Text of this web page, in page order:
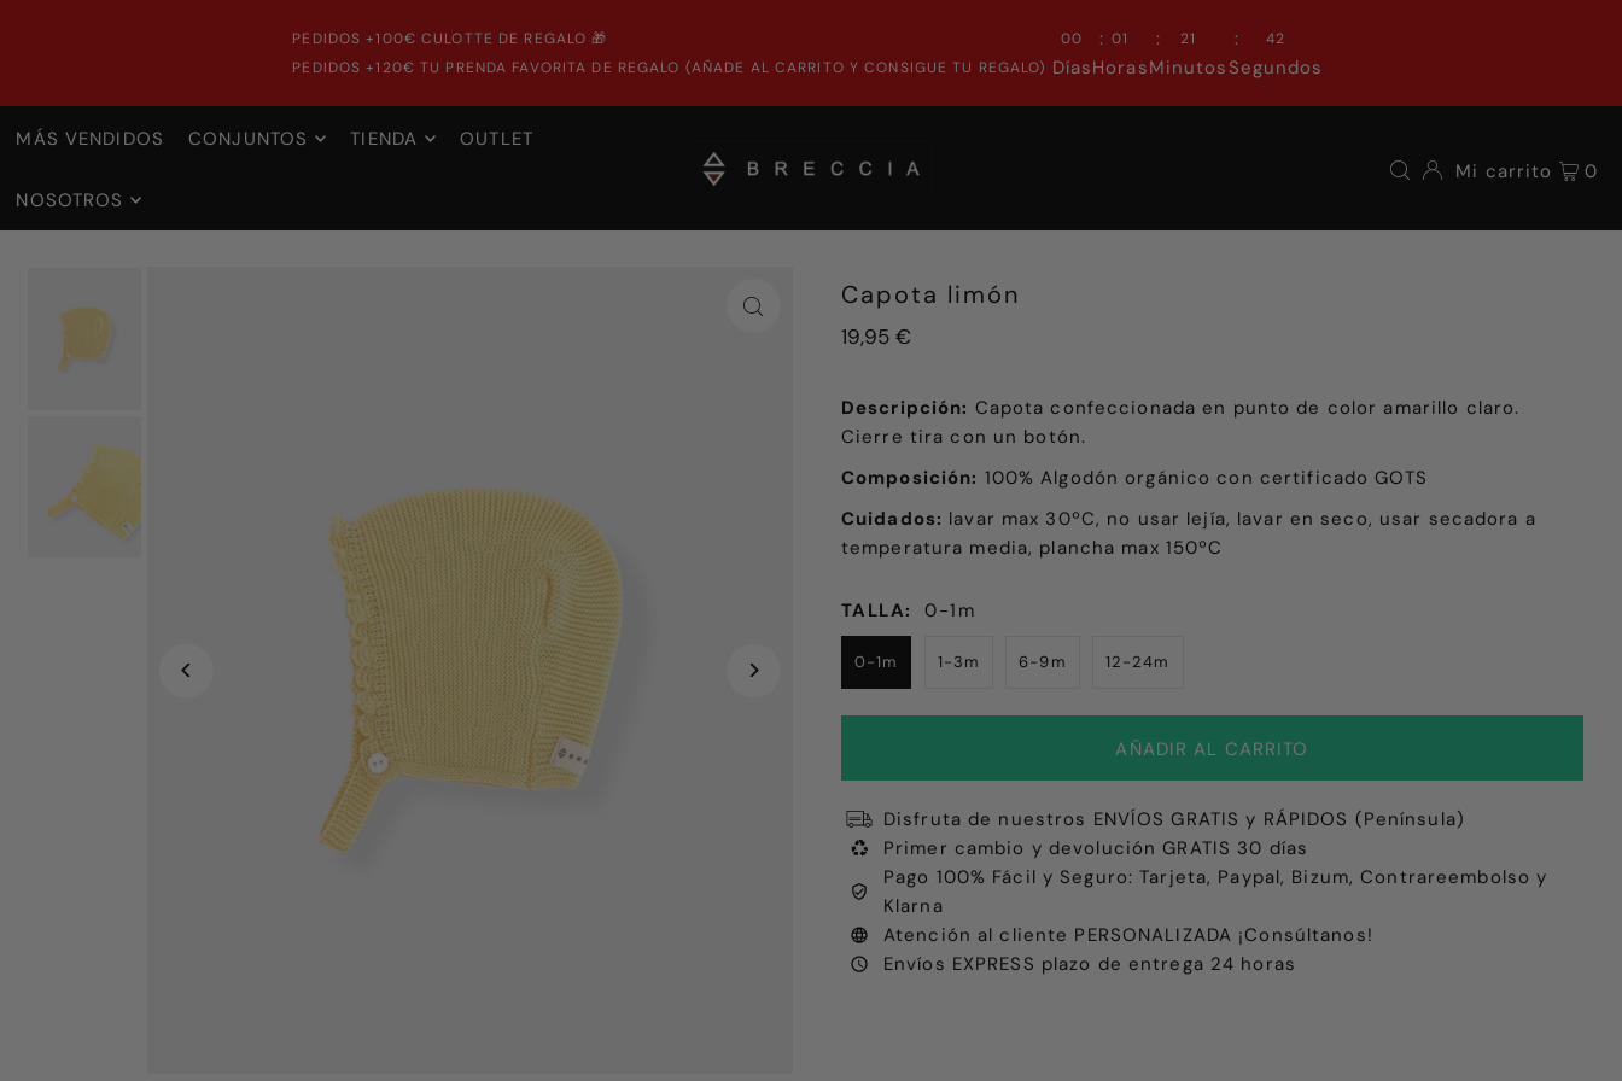
PEDIDOS +100€ CULOTTE DE REGALO 🎁
PEDIDOS +120€ TU PRENDA FAVORITA DE REGALO (AÑADE AL CARRITO Y CONSIGUE TU REGALO)
00
Días
: 01
Horas
: 21
Minutos
: 42
Segundos
MÁS VENDIDOS CONJUNTOS TIENDA OUTLET
NOSOTROS
Mi carrito 0
Capota limón
19,95 €
Descripción: Capota confeccionada en punto de color amarillo claro.
Cierre tira con un botón.
Composición: 100% Algodón orgánico con certificado GOTS
Cuidados: lavar max 30ºC, no usar lejía, lavar en seco, usar secadora a
temperatura media, plancha max 150ºC
TALLA: 0-1m
0-1m 1-3m 6-9m 12-24m
Disfruta de nuestros ENVÍOS GRATIS y RÁPIDOS (Península)
Primer cambio y devolución GRATIS 30 días
Pago 100% Fácil y Seguro: Tarjeta, Paypal, Bizum, Contrareembolso y
Klarna
Atención al cliente PERSONALIZADA ¡Consúltanos!
Envíos EXPRESS plazo de entrega 24 horas